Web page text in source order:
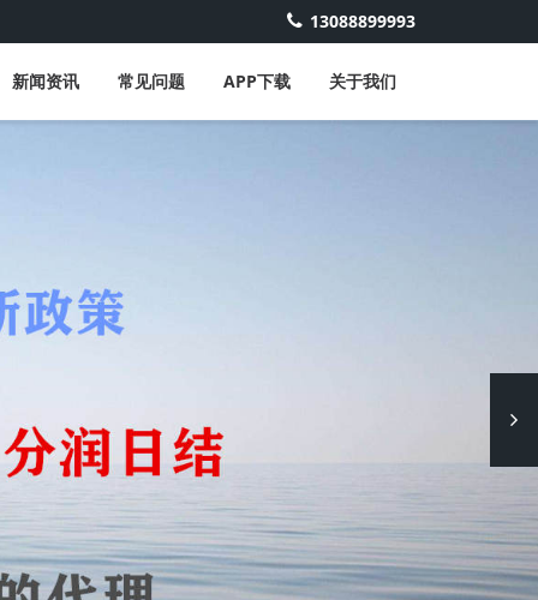
13088899993
新闻资讯 常见问题 APP下载 关于我们
Next